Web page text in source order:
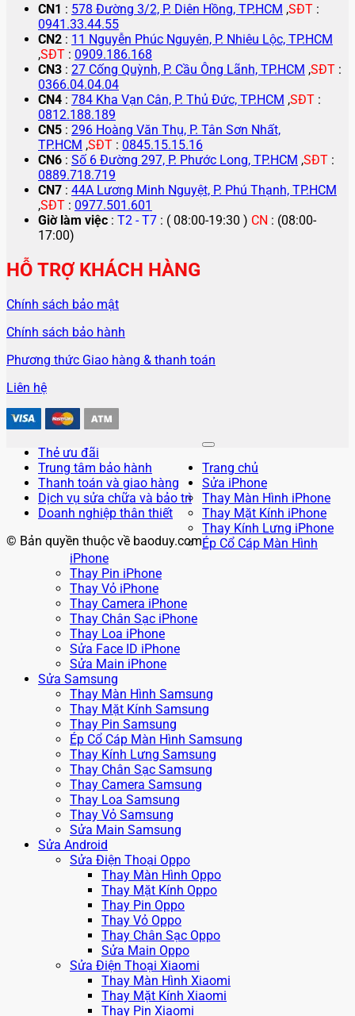
CN1 : 578 Đường 3/2, P. Diên Hồng, TP.HCM ,SĐT :
0941.33.44.55
CN2 : 11 Nguyễn Phúc Nguyên, P. Nhiêu Lộc, TP.HCM
,SĐT : 0909.186.168
CN3 : 27 Cống Quỳnh, P. Cầu Ông Lãnh, TP.HCM ,SĐT :
0366.04.04.04
CN4 : 784 Kha Vạn Cân, P. Thủ Đức, TP.HCM ,SĐT :
0812.188.189
CN5 : 296 Hoàng Văn Thụ, P. Tân Sơn Nhất,
TP.HCM ,SĐT : 0845.15.15.16
CN6 : Số 6 Đường 297, P. Phước Long, TP.HCM ,SĐT :
0889.718.719
CN7 : 44A Lương Minh Nguyệt, P. Phú Thạnh, TP.HCM
,SĐT : 0977.501.601
Giờ làm việc : T2 - T7 : ( 08:00-19:30 ) CN : (08:00-
17:00)
HỖ TRỢ KHÁCH HÀNG
Chính sách bảo mật
Chính sách bảo hành
Phương thức Giao hàng & thanh toán
Liên hệ
Thẻ ưu đãi
Trung tâm bảo hành
Thanh toán và giao hàng
Dịch vụ sửa chữa và bảo trì
Doanh nghiệp thân thiết
© Bản quyền thuộc về baoduy.com
Trang chủ
Sửa iPhone
Thay Màn Hình iPhone
Thay Mặt Kính iPhone
Thay Kính Lưng iPhone
Ép Cổ Cáp Màn Hình
iPhone
Thay Pin iPhone
Thay Vỏ iPhone
Thay Camera iPhone
Thay Chân Sạc iPhone
Thay Loa iPhone
Sửa Face ID iPhone
Sửa Main iPhone
Sửa Samsung
Thay Màn Hình Samsung
Thay Mặt Kính Samsung
Thay Pin Samsung
Ép Cổ Cáp Màn Hình Samsung
Thay Kính Lưng Samsung
Thay Chân Sạc Samsung
Thay Camera Samsung
Thay Loa Samsung
Thay Vỏ Samsung
Sửa Main Samsung
Sửa Android
Sửa Điện Thoại Oppo
Thay Màn Hình Oppo
Thay Mặt Kính Oppo
Thay Pin Oppo
Thay Vỏ Oppo
Thay Chân Sạc Oppo
Sửa Main Oppo
Sửa Điện Thoại Xiaomi
Thay Màn Hình Xiaomi
Thay Mặt Kính Xiaomi
Thay Pin Xiaomi